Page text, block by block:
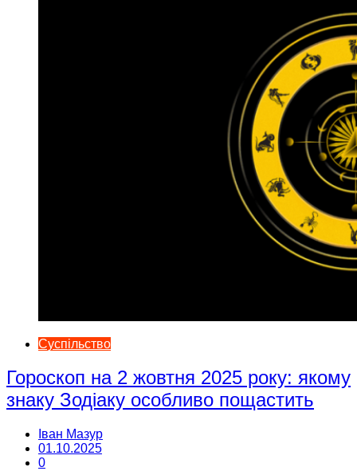
Суспільство
Гороскоп на 2 жовтня 2025 року: якому
знаку Зодіаку особливо пощастить
Іван Мазур
01.10.2025
0